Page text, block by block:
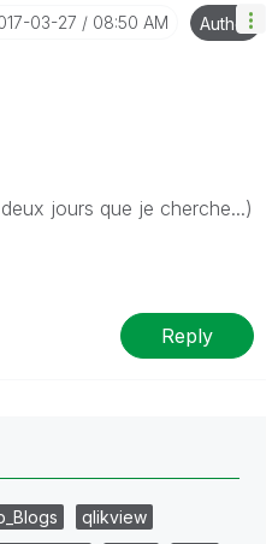
03-27 08:50 AM Author
jours que je cherche...)
Reply
qlikview